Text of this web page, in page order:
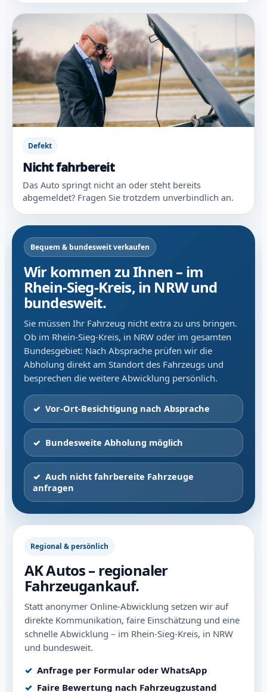
Defekt
Nicht fahrbereit
Das Auto springt nicht an oder steht bereits
abgemeldet? Fragen Sie trotzdem unverbindlich an.
Bequem & bundesweit verkaufen
Wir kommen zu Ihnen – im
Rhein-Sieg-Kreis, in NRW und
bundesweit.
Sie müssen Ihr Fahrzeug nicht extra zu uns bringen.
Ob im Rhein-Sieg-Kreis, in NRW oder im gesamten
Bundesgebiet: Nach Absprache prüfen wir die
Abholung direkt am Standort des Fahrzeugs und
besprechen die weitere Abwicklung persönlich.
Vor-Ort-Besichtigung nach Absprache
Bundesweite Abholung möglich
Auch nicht fahrbereite Fahrzeuge
anfragen
Regional & persönlich
AK Autos – regionaler
Fahrzeugankauf.
Statt anonymer Online-Abwicklung setzen wir auf
direkte Kommunikation, faire Einschätzung und eine
schnelle Abwicklung – im Rhein-Sieg-Kreis, in NRW
und bundesweit.
Anfrage per Formular oder WhatsApp
Faire Bewertung nach Fahrzeugzustand